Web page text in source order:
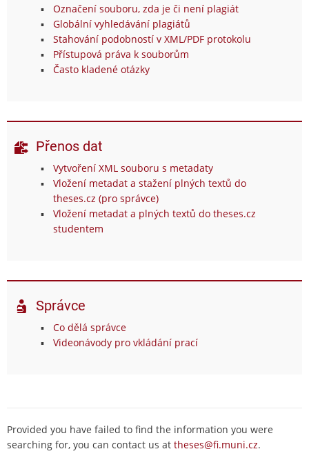
Označení souboru, zda je či není plagiát
Globální vyhledávání plagiátů
Stahování podobností v XML/PDF protokolu
Přístupová práva k souborům
Často kladené otázky
Přenos dat
Vytvoření XML souboru s metadaty
Vložení metadat a stažení plných textů do
theses.cz (pro správce)
Vložení metadat a plných textů do theses.cz
studentem
Správce
Co dělá správce
Videonávody pro vkládání prací
Provided you have failed to find the information you were
searching for, you can contact us at theses@fi.muni.cz.